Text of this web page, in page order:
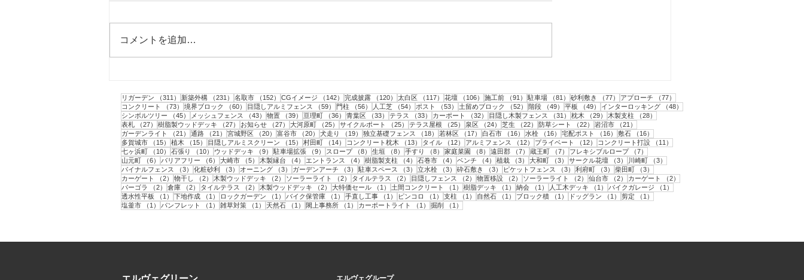
音楽鑑賞！
コメントを追加…
リガーデン （311） 311件の記事
新築外構 （231） 231件の記事
名取市 （152） 152件の記事
CGイメージ （142） 142件の記事
完成披露 （120） 120件の記事
太白区 （117） 117件の記事
花壇 （106） 106件の記事
施工前 （91） 91件の記事
駐車場 （81） 81件の記事
砂利敷き （77） 77件の記事
アプローチ （77）
コンクリート
（73） 73件の記事
境界ブロック （60） 60件の記事
目隠しアルミフェンス （59） 59件の記事
門柱 （56） 56件の記事
人工芝 （54） 54件の記事
ポスト （53） 53件の記事
土留めブロック （52） 52件の記事
階段 （49） 49件の記事
平板 （49） 49件の記事
インターロッキング （48）
シンボルツリー
（45） 45件の記事
メッシュフェンス （43） 43件の記事
物置 （39） 39件の記事
亘理町 （36） 36件の記事
青葉区 （33） 33件の記事
テラス （33） 33件の記事
カーポート （32） 32件の記事
目隠し木製フェンス （31） 31件の記事
枕木 （29） 29件の記事
木製支柱 （28）
表札
（27） 27件の記事
樹脂製ウッドデッキ （27） 27件の記事
お知らせ （27） 27件の記事
大河原町 （25） 25件の記事
サイクルポート （25） 25件の記事
テラス屋根 （25） 25件の記事
泉区 （24） 24件の記事
芝生 （22） 22件の記事
防草シート （22） 22件の記事
岩沼市 （21）
ガーデンライト
（21） 21件の記事
通路 （21） 21件の記事
宮城野区 （20） 20件の記事
富谷市 （20） 20件の記事
犬走り （19） 19件の記事
独立基礎フェンス （18） 18件の記事
若林区 （17） 17件の記事
白石市 （16） 16件の記事
水栓 （16） 16件の記事
宅配ポスト （16） 16件の記事
敷石 （16）
多賀城市
（15） 15件の記事
植木 （15） 15件の記事
目隠しアルミスクリーン （15） 15件の記事
村田町 （14） 14件の記事
コンクリート枕木 （13） 13件の記事
タイル （12） 12件の記事
アルミフェンス （12） 12件の記事
プライベート （12） 12件の記事
コンクリート打設 （11）
七ヶ浜町
（10） 10件の記事
石張り （10） 10件の記事
ウッドデッキ （9） 9件の記事
駐車場拡張 （9） 9件の記事
スロープ （8） 8件の記事
生垣 （8） 8件の記事
手すり （8） 8件の記事
家庭菜園 （8） 8件の記事
遠田郡 （7） 7件の記事
蔵王町 （7） 7件の記事
フレキシブルロープ （7）
山元町
（6） 6件の記事
バリアフリー （6） 6件の記事
大崎市 （5） 5件の記事
木製縁台 （4） 4件の記事
エントランス （4） 4件の記事
樹脂製支柱 （4） 4件の記事
石巻市 （4） 4件の記事
ベンチ （4） 4件の記事
植栽 （3） 3件の記事
大和町 （3） 3件の記事
サークル花壇 （3） 3件の記事
川崎町 （3）
バイナルフェンス
（3） 3件の記事
化粧砂利 （3） 3件の記事
オーニング （3） 3件の記事
ガーデンアーチ （3） 3件の記事
駐車スペース （3） 3件の記事
立水栓 （3） 3件の記事
砕石敷き （3） 3件の記事
ピケットフェンス （3） 3件の記事
利府町 （3） 3件の記事
柴田町 （3）
カーゲート
（2） 2件の記事
物干し （2） 2件の記事
木製ウッドデッキ （2） 2件の記事
ソーラーライト （2） 2件の記事
タイルテラス （2） 2件の記事
目隠しフェンス （2） 2件の記事
物置移設 （2） 2件の記事
ソーラーライト （2） 2件の記事
仙台市 （2） 2件の記事
カーゲート （2）
パーゴラ
（2） 2件の記事
倉庫 （2） 2件の記事
タイルテラス （2） 2件の記事
木製ウッドデッキ （2） 2件の記事
大特価セール （1） 1件の記事
土間コンクリート （1） 1件の記事
樹脂デッキ （1） 1件の記事
納会 （1） 1件の記事
人工木デッキ （1） 1件の記事
バイクガレージ （1）
透水性平板
（1） 1件の記事
下地作成 （1） 1件の記事
ロックガーデン （1） 1件の記事
バイク保管庫 （1） 1件の記事
手直し工事 （1） 1件の記事
ピンコロ （1） 1件の記事
支柱 （1） 1件の記事
自然石 （1） 1件の記事
ブロック積 （1） 1件の記事
ドッグラン （1） 1件の記事
剪定 （1）
塩釜市
（1） 1件の記事
パンフレット （1） 1件の記事
雑草対策 （1） 1件の記事
天然石 （1） 1件の記事
閖上事務所 （1） 1件の記事
カーポートライト （1） 1件の記事
掘削 （1）
エルヴェグループ